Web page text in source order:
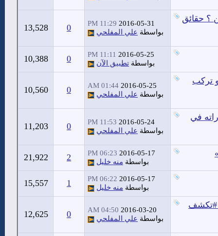
؟ حقائق 2016-05-31
11:29 PM
بواسطة علي المفلحي 0
13,528
2016-05-25
11:11 PM
بواسطة تطبيق الآن 0
10,388
تركب 2016-05-25
01:44 AM
بواسطة علي المفلحي 0
10,560
في 2016-05-24
11:53 PM
بواسطة علي المفلحي 0
11,203
2016-05-17
06:23 PM
بواسطة منه خليل 2
21,922
2016-05-17
06:22 PM
بواسطة منه خليل 1
15,557
#تكشف 2016-03-20
04:50 AM
بواسطة علي المفلحي 0
12,625